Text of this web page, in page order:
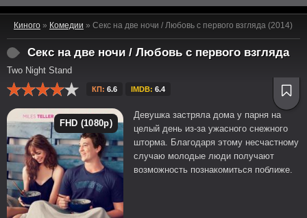
Киного » Комедии » Секс на две ночи / Любовь с первого взгляда (2014)
Секс на две ночи / Любовь с первого взгляда
Two Night Stand
КП: 6.6 IMDB: 6.4
FHD (1080p)
Девушка застряла дома у парня на
целый день из-за ужасного снежного
шторма. Благодаря этому несчастному
случаю молодые люди получают
возможность познакомиться поближе.